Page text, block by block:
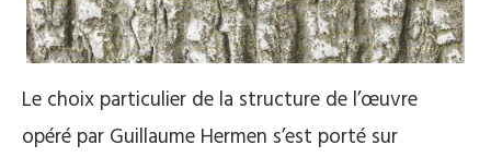
Le choix particulier de la structure de l’œuvre
opéré par Guillaume Hermen s’est porté sur